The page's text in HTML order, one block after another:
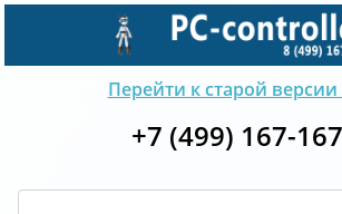
Перейти к старой версии
+7 (499) 167-